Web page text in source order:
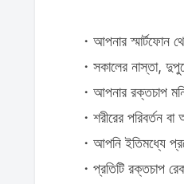
・আপনার স্মার্টফোন
・সকালের নাস্তা,
・আপনার রক্তচাপ
・শরীরের পরিবর্তন
・আপনি ইতিমধ্যে
・প্রতিটি রক্তচাপ